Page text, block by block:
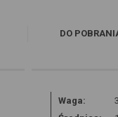
DO
Waga: